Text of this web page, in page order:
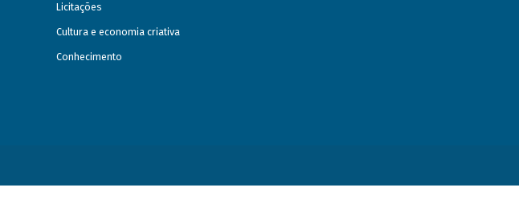
Licitações
Cultura e economia criativa
Conhecimento